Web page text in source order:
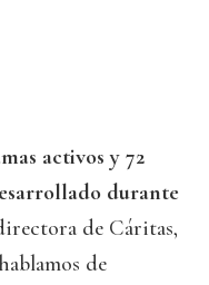
activos y 72
durante
de Cáritas,
de